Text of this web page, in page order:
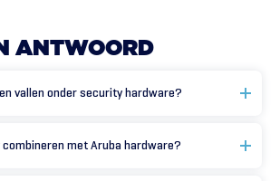
ANTWOORD
vallen onder security hardware?
combineren met Aruba hardware?